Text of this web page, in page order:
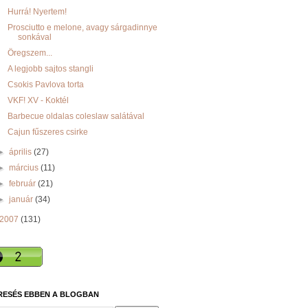
Hurrá! Nyertem!
Prosciutto e melone, avagy sárgadinnye
sonkával
Öregszem...
A legjobb sajtos stangli
Csokis Pavlova torta
VKF! XV - Koktél
Barbecue oldalas coleslaw salátával
Cajun fűszeres csirke
április(27)
március(11)
február(21)
január(34)
2007 (131)
EBBEN A BLOGBAN